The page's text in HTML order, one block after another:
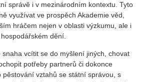
správě i v mezinárodním kontextu. Tyto
využívat ve prospěch Akademie věd,
hráčem nejen v oblasti výzkumu, ale i
dění.
snaha vcítit se do myšlení jiných, chovat
potřeby partnerů či dokonce
pěstování vztahů se státní správou, s